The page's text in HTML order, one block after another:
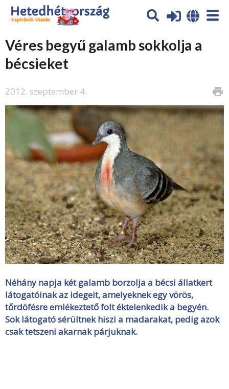
Véres begyű galamb sokkolja a
bécsieket
2012. szeptember 4. print
Néhány napja két galamb borzolja a bécsi állatkert
látogatóinak az idegeit, amelyeknek egy vörös,
tőrdöfésre emlékeztető folt éktelenkedik a begyén.
Sok látogató sérültnek hiszi a madarakat, pedig azok
csak tetszeni akarnak párjuknak.